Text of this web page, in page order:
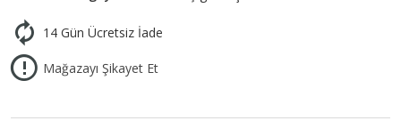
14 Gün Ücretsiz İade
Mağazayı Şikayet Et